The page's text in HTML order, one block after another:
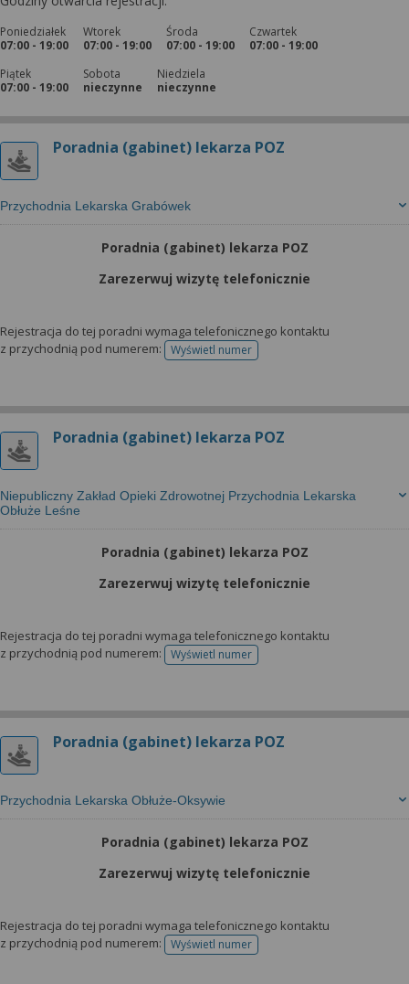
Poniedziałek
07:00 - 19:00
Wtorek
07:00 - 19:00
Środa
07:00 - 19:00
Czwartek
07:00 - 19:00
Piątek
07:00 - 19:00
Sobota
nieczynne
Niedziela
nieczynne
Poradnia (gabinet) lekarza POZ
Przychodnia Lekarska Grabówek
Poradnia (gabinet) lekarza POZ
Zarezerwuj wizytę telefonicznie
Rejestracja do tej poradni wymaga telefonicznego kontaktu
z przychodnią pod numerem:
Wyświetl numertelefonu do rejestracji
Poradnia (gabinet) lekarza POZ
Niepubliczny Zakład Opieki Zdrowotnej Przychodnia Lekarska
Obłuże Leśne
Poradnia (gabinet) lekarza POZ
Zarezerwuj wizytę telefonicznie
Rejestracja do tej poradni wymaga telefonicznego kontaktu
z przychodnią pod numerem:
Wyświetl numertelefonu do rejestracji
Poradnia (gabinet) lekarza POZ
Przychodnia Lekarska Obłuże-Oksywie
Poradnia (gabinet) lekarza POZ
Zarezerwuj wizytę telefonicznie
Rejestracja do tej poradni wymaga telefonicznego kontaktu
z przychodnią pod numerem:
Wyświetl numertelefonu do rejestracji